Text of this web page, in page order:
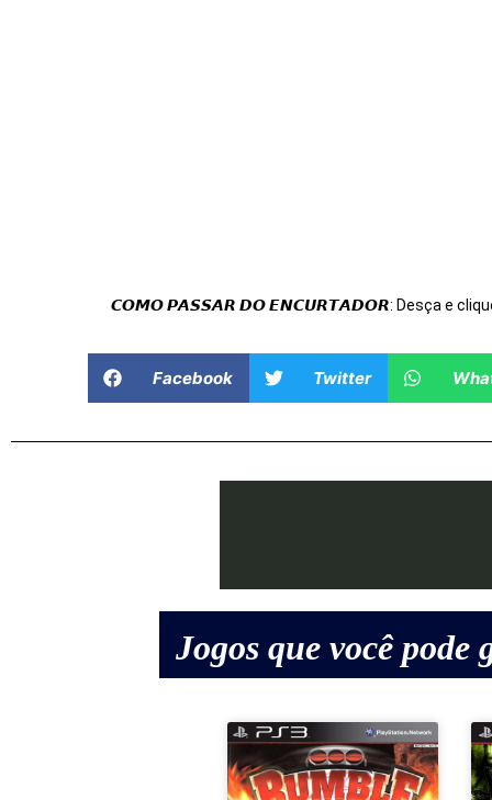
𝘾𝙊𝙈𝙊 𝙋𝘼𝙎𝙎𝘼𝙍 𝘿𝙊 𝙀𝙉𝘾𝙐𝙍𝙏𝘼𝘿𝙊𝙍: Desça e clique
Facebook Twitter
Jogos que você pode